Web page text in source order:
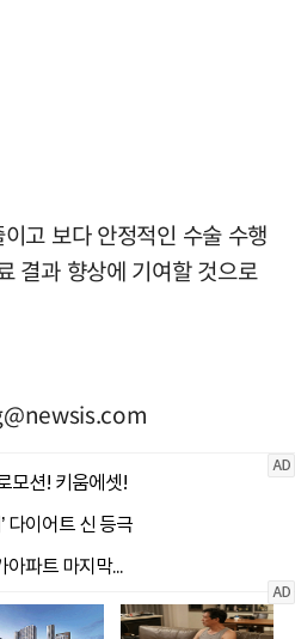
고 보다 안정적인 수술 수행
결과 향상에 기여할 것으로